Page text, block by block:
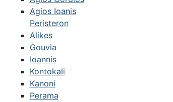
Agios Ioanis
Peristeron
Alikes
Gouvia
Ioannis
Kontokali
Kanoni
Perama